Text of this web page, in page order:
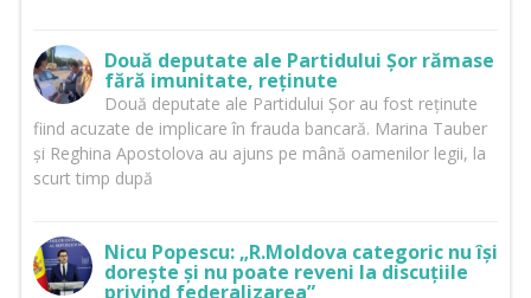
Două deputate ale Partidului Șor rămase
fără imunitate, reținute
Două deputate ale Partidului Șor au fost reținute
fiind acuzate de implicare în frauda bancară. Marina Tauber
și Reghina Apostolova au ajuns pe mână oamenilor legii, la
scurt timp după
Nicu Popescu: „R.Moldova categoric nu își
dorește și nu poate reveni la discuțiile
privind federalizarea”